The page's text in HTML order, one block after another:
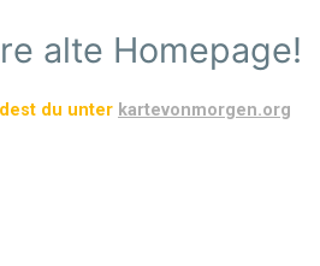
alte Homepage!
du unter kartevonmorgen.org